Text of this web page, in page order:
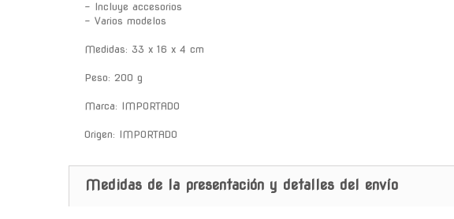
- Incluye accesorios
- Varios modelos
Medidas: 33 x 16 x 4 cm
Peso: 200 g
Marca: IMPORTADO
Origen: IMPORTADO
Medidas de la presentación y detalles del envío